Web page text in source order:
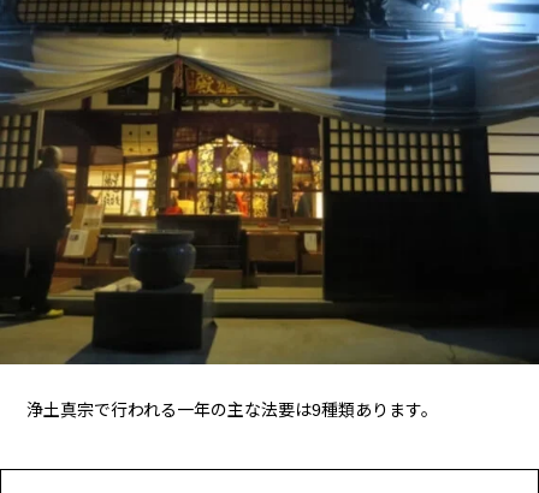
浄土真宗で行われる一年の主な法要は9種類あります。